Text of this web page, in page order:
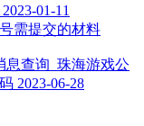
2023-01-11
需提交的材料
查询_珠海游戏公
2023-06-28